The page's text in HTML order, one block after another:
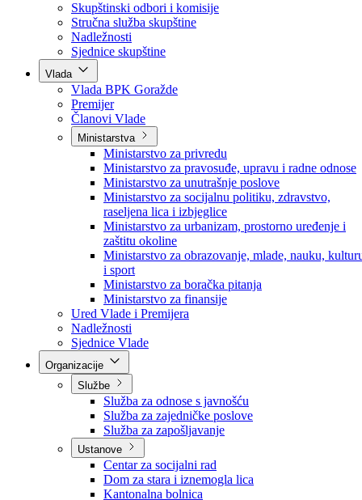
Poslanici po strankama
Poslanici po klubovima naroda
Kolegij skupštine
Skupštinski odbori i komisije
Stručna služba skupštine
Nadležnosti
Sjednice skupštine
Vlada
Vlada BPK Goražde
Premijer
Članovi Vlade
Ministarstva
Ministarstvo za privredu
Ministarstvo za pravosuđe, upravu i radne odnose
Ministarstvo za unutrašnje poslove
Ministarstvo za socijalnu politiku, zdravstvo,
raseljena lica i izbjeglice
Ministarstvo za urbanizam, prostorno uređenje i
zaštitu okoline
Ministarstvo za obrazovanje, mlade, nauku,
i sport
Ministarstvo za boračka pitanja
Ministarstvo za finansije
Ured Vlade i Premijera
Nadležnosti
Sjednice Vlade
Službe
Služba za odnose s javnošću
Služba za zajedničke poslove
Služba za zapošljavanje
Ustanove